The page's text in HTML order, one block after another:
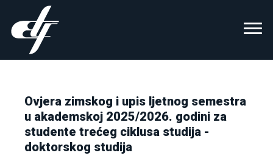
Ovjera zimskog i upis ljetnog semestra
u akademskoj 2025/2026. godini za
studente trećeg ciklusa studija -
doktorskog studija